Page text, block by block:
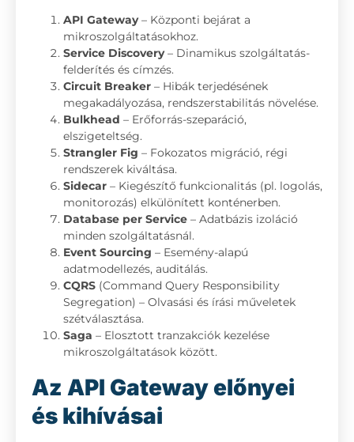
API Gateway– Központi bejárat a
mikroszolgáltatásokhoz.
Service Discovery– Dinamikus szolgáltatás-
felderítés és címzés.
Circuit Breaker – Hibák terjedésének
megakadályozása, rendszerstabilitás növelése.
Bulkhead – Erőforrás-szeparáció,
elszigeteltség.
Strangler Fig – Fokozatos migráció, régi
rendszerek kiváltása.
Sidecar – Kiegészítő funkcionalitás (pl. logolás,
monitorozás) elkülönített konténerben.
Database per Service – Adatbázis izoláció
minden szolgáltatásnál.
Event Sourcing – Esemény-alapú
adatmodellezés, auditálás.
CQRS (Command Query Responsibility
Segregation) – Olvasási és írási műveletek
szétválasztása.
Saga – Elosztott tranzakciók kezelése
mikroszolgáltatások között.
Az API Gateway előnyei
és kihívásai